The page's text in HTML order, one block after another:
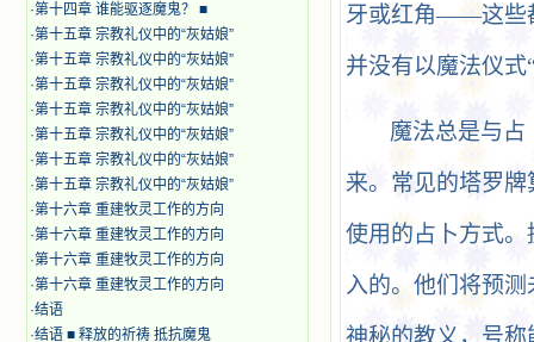
·第十四章 谁能驱逐魔鬼？ ■
·第十五章 宗教礼仪中的“灰姑娘”
·第十五章 宗教礼仪中的“灰姑娘”
·第十五章 宗教礼仪中的“灰姑娘”
·第十五章 宗教礼仪中的“灰姑娘”
·第十五章 宗教礼仪中的“灰姑娘”
·第十五章 宗教礼仪中的“灰姑娘”
·第十五章 宗教礼仪中的“灰姑娘”
·第十六章 重建牧灵工作的方向
·第十六章 重建牧灵工作的方向
·第十六章 重建牧灵工作的方向
·第十六章 重建牧灵工作的方向
·结语
·结语 ■ 释放的祈祷 抵抗魔鬼
牙或红角——这些
并没有以魔法仪式
魔法总是与占
来。常见的塔罗牌
使用的占卜方式
入的。他们将预
神秘的教义，号